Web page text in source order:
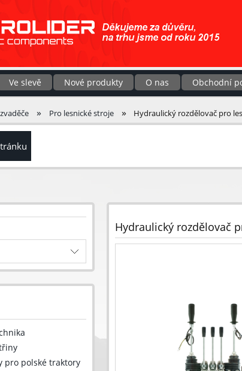
Ve slevě Nové produkty O nas Obchodní
» Pro lesnické stroje » Hydraulický rozdělovač pro
pro polské traktory
Hydraulický rozdělovač